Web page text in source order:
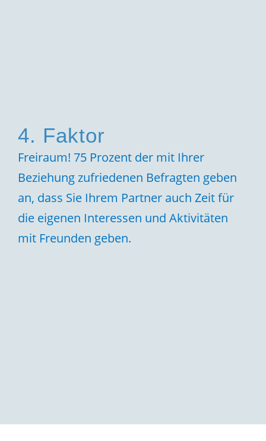
4. Faktor
Freiraum! 75 Prozent der mit Ihrer
Beziehung zufriedenen Befragten geben
an, dass Sie Ihrem Partner auch Zeit für
die eigenen Interessen und Aktivitäten
mit Freunden geben.